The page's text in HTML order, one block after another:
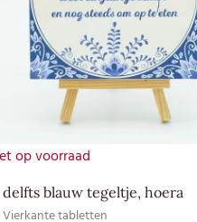
Droog en bij kamertemperatuur
Aroma: natuurlijk vanille
SOJAlecithine, Suiker, Volle
8717624837258
op voorraad
delfts blauw tegeltje, hoera
Vierkante tabletten